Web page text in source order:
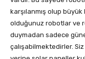
karşılanmış olup
olduğunuz robotlar ve
duymadan sadece
çalışabilmektedirler.